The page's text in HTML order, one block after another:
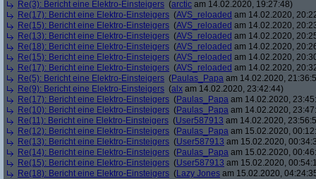
Re(3): Bericht eine Elektro-Einsteigers (arctic am 14.02.2020, 19:27:48)
Re(17): Bericht eine Elektro-Einsteigers (AVS_reloaded am 14.02.2020,
Re(15): Bericht eine Elektro-Einsteigers (AVS_reloaded am 14.02.2020,
Re(13): Bericht eine Elektro-Einsteigers (AVS_reloaded am 14.02.2020,
Re(18): Bericht eine Elektro-Einsteigers (AVS_reloaded am 14.02.2020,
Re(15): Bericht eine Elektro-Einsteigers (AVS_reloaded am 14.02.2020,
Re(17): Bericht eine Elektro-Einsteigers (AVS_reloaded am 14.02.2020,
Re(5): Bericht eine Elektro-Einsteigers (Paulas_Papa am 14.02.2020,
Re(9): Bericht eine Elektro-Einsteigers (alx am 14.02.2020, 23:42:44)
Re(17): Bericht eine Elektro-Einsteigers (Paulas_Papa am 14.02.2020,
Re(10): Bericht eine Elektro-Einsteigers (Paulas_Papa am 14.02.2020,
Re(11): Bericht eine Elektro-Einsteigers (User587913 am 14.02.2020,
Re(12): Bericht eine Elektro-Einsteigers (Paulas_Papa am 15.02.2020,
Re(13): Bericht eine Elektro-Einsteigers (User587913 am 15.02.2020,
Re(14): Bericht eine Elektro-Einsteigers (Paulas_Papa am 15.02.2020,
Re(15): Bericht eine Elektro-Einsteigers (User587913 am 15.02.2020,
Re(18): Bericht eine Elektro-Einsteigers (Lazy Jones am 15.02.2020,